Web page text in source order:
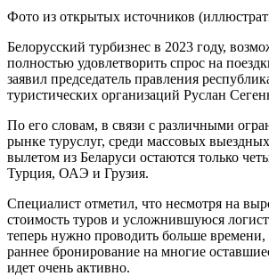
Фото из открытых источников
Белорусский турбизнес в 2023 году,
полностью удовлетворить спрос на
заявил председатель правления
туристических организаций Руслан
По его словам, в связи с различными
рынке туруслуг, среди массовых
вылетом из Беларуси остаются только
Турция, ОАЭ и Грузия.
Специалист отметил, что несмотря на
стоимость туров и усложнившуюся
теперь нужно проводить больше
раннее бронирование на многие
идет очень активно.